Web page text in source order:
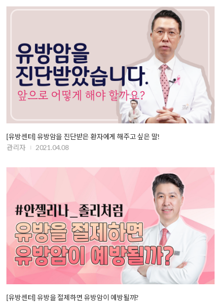
[유방센터] 유방암을 진단받은 환자에게 해주고 싶은 말!
관리자
2021.04.08
[유방센터] 유방을 절제하면 유방암이 예방될까?